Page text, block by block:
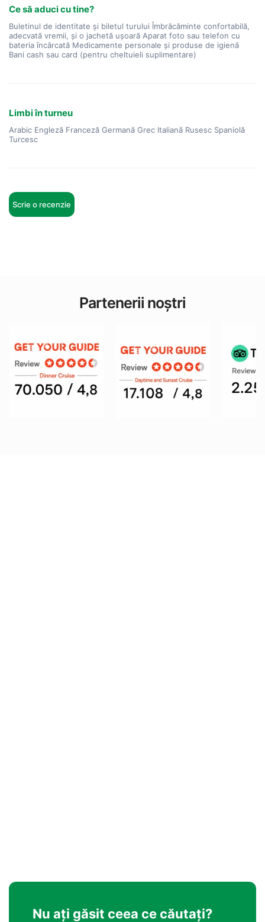
Ce să aduci cu tine?
Buletinul de identitate și biletul turului Îmbrăcăminte confortabilă,
adecvată vremii, și o jachetă ușoară Aparat foto sau telefon cu
bateria încărcată Medicamente personale și produse de igienă
Bani cash sau card (pentru cheltuieli suplimentare)
Limbi în turneu
Arabic Engleză Franceză Germană Grec Italiană Rusesc Spaniolă
Turcesc
Scrie o recenzie
Partenerii noștri
Nu ați găsit ceea ce căutați?